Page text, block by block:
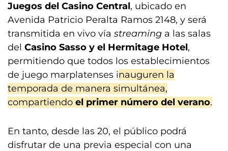
Juegos del Casino Central, ubicado en
Avenida Patricio Peralta Ramos 2148, y será
transmitida en vivo vía streaming a las salas
del Casino Sasso y el Hermitage Hotel,
permitiendo que todos los establecimientos
de juego marplatenses inauguren la
temporada de manera simultánea,
compartiendo el primer número del verano.
En tanto, desde las 20, el público podrá
disfrutar de una previa especial con una